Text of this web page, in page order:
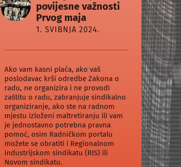
povijesne važnosti
Prvog maja
1. SVIBNJA 2024.
Ako vam kasni plaća, ako vaš
poslodavac krši odredbe Zakona o
radu, ne organizira i ne provodi
zaštitu o radu, zabranjuje sindikalno
organiziranje, ako ste na radnom
mjestu izloženi maltretiranju ili vam
je jednostavno potrebna pravna
pomoć, osim Radničkom portalu
možete se obratiti i Regionalnom
industrijskom sindikatu (RIS) ili
Novom sindikatu.